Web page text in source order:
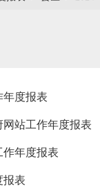
年度报表
网站工作年度报表
作年度报表
报表